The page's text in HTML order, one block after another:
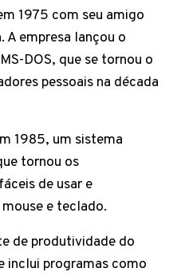
1975 com seu amigo
A empresa lançou o
DOS, que se tornou o
pessoais na década
1985, um sistema
tornou os
de usar e
e teclado.
de produtividade do
inclui programas como